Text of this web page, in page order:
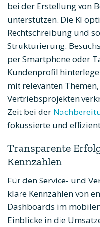
bei der Erstellung von
unterstützen. Die KI
Rechtschreibung und
Strukturierung.
per Smartphone oder
Kundenprofil
mit relevanten
Vertriebsprojekten
Zeit bei der
fokussierte und
Transparente
Kennzahlen
Für den Service- und
klare Kennzahlen von
Dashboards im
Einblicke in die